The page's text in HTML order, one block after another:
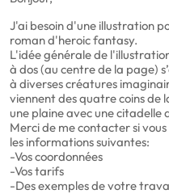
J'ai besoin d'une illustration
roman d'heroic fantasy.
L'idée générale de
à dos (au centre de la page)
à diverses créatures
viennent des quatre coins de
une plaine avec une citadelle
Merci de me contacter si
les informations suivantes:
-Vos coordonnées
-Vos tarifs
-Des exemples de votre